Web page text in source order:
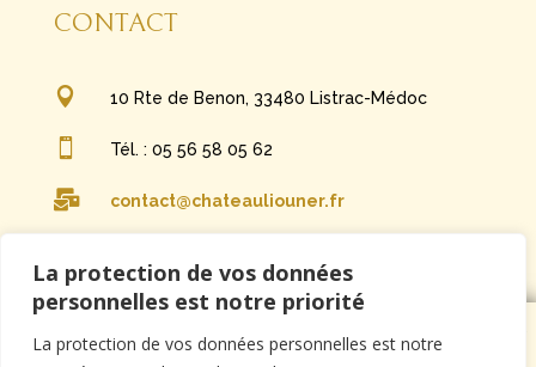
La protection de vos données
personnelles est notre priorité
La protection de vos données personnelles est notre
CONTACT
 10 Rte de Benon, 33480 Listrac-Médoc
 Tél. : 05 56 58 05 62
 contact@chateauliouner.fr
dangereux pour la santé , A consommer avec modération